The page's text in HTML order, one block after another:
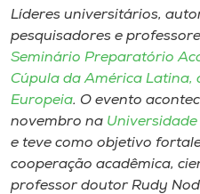
Unoesc
Store
Selecione
Líderes universitários,
pesquisadores e
Seminário Preparatório
Cúpula da América Latina,
Europeia. O evento
novembro na
e teve como objetivo
cooperação acadêmica,
professor doutor Rudy